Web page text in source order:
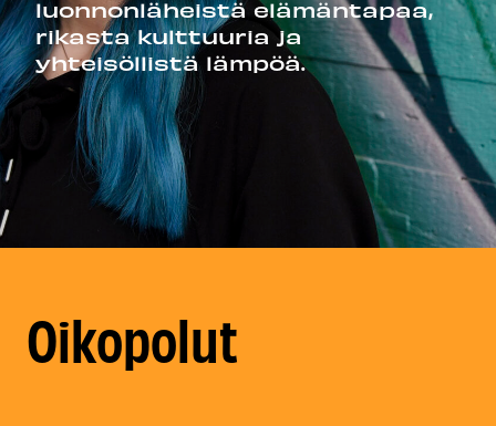
luonnonläheistä elämäntapaa,
rikasta kulttuuria ja
yhteisöllistä lämpöä.
Oikopolut